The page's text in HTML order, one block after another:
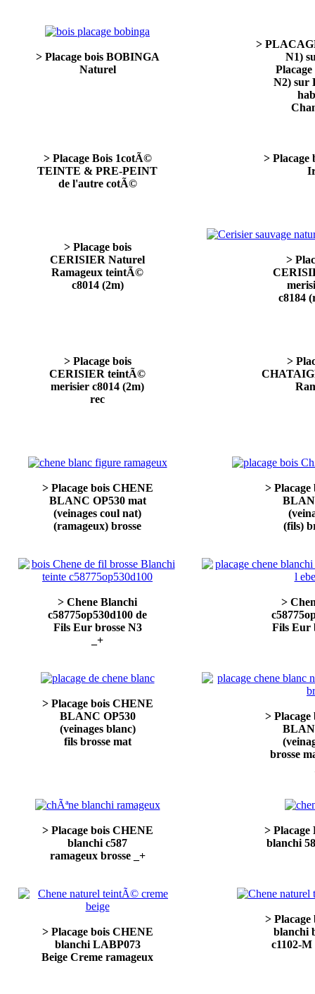
> Placage bois BOBINGA
Naturel
>
N1)
N2) sur
> Placage Bois 1cotÃ©
TEINTE & PRE-PEINT
de l'autre cotÃ©
> Placage
> Placage bois
CERISIER Naturel
Ramageux teintÃ©
c8014 (2m)
>
c8184
> Placage bois
CERISIER teintÃ©
merisier c8014 (2m)
rec
>
> Placage bois CHENE
BLANC OP530 mat
(veinages coul nat)
(ramageux) brosse
>
(fils)
> Chene Blanchi
c58775op530d100 de
Fils Eur brosse N3
_+
>
Fils Eur
> Placage bois CHENE
BLANC OP530
(veinages blanc)
fils brosse mat
>
brosse
> Placage bois CHENE
blanchi c587
ramageux brosse _+
>
blanchi
> Placage bois CHENE
blanchi LABP073
Beige Creme ramageux
>
blanchi
c1102-